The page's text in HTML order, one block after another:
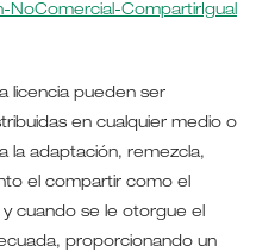
NoComercial-CompartirIgual
licencia pueden ser
en cualquier medio o
la adaptación, remezcla,
el compartir como el
cuando se le otorgue el
proporcionando un